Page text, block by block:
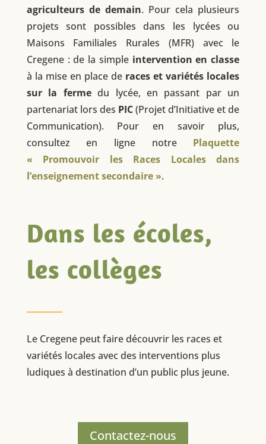
agriculteurs de demain. Pour cela plusieurs
projets sont possibles dans les lycées ou
Maisons Familiales Rurales (MFR) avec le
Cregene : de la simple intervention en classe
à la mise en place de races et variétés locales
sur la fermedu lycée, en passant par un
partenariat lors des PIC(Projet d’Initiative et de
Communication). Pour en savoir plus,
consultez en ligne notre Plaquette
« Promouvoir les Races Locales dans
l’enseignement secondaire ».
Dans les écoles,
les collèges
Le Cregene peut faire découvrir les races et
variétés locales avec des interventions plus
ludiques à destination d’un public plus jeune.
Contactez-nous